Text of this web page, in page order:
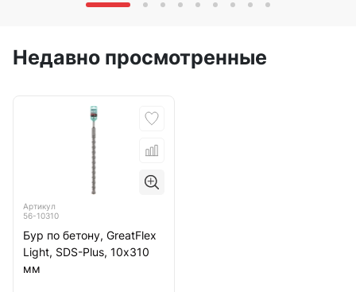
Недавно просмотренные
Артикул
56-10310
Бур по бетону, GreatFlex
Light, SDS-Plus, 10х310
мм